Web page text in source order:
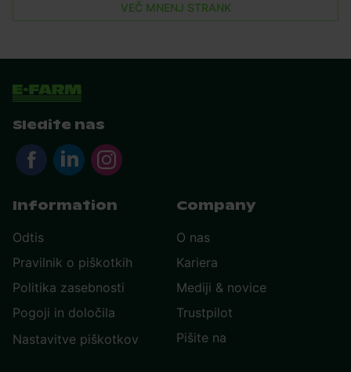
VEČ MNENJ STRANK
Sledite nas
Information
Odtis
Pravilnik o piškotkih
Politika zasebnosti
Pogoji in določila
Nastavitve piškotkov
Company
O nas
Kariera
Mediji & novice
Trustpilot
Pišite na